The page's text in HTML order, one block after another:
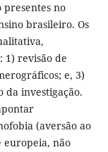
presentes no
brasileiro. Os
1) revisão de
e, 3)
da investigação.
(aversão ao
europeia, não